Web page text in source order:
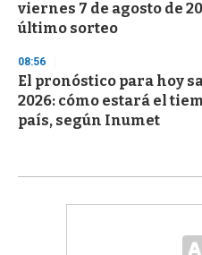
viernes 7 de agosto de
último sorteo
08:56
El pronóstico para hoy
2026: cómo estará el
país, según Inumet